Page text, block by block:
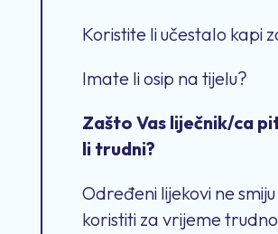
Koristite li učestalo kapi
Imate li osip na tijelu?
Zašto Vas liječnik/ca
li trudni?
Određeni lijekovi ne smiju
koristiti za vrijeme